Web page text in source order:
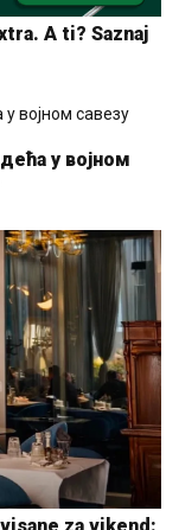
A ti? Saznaj
у војном